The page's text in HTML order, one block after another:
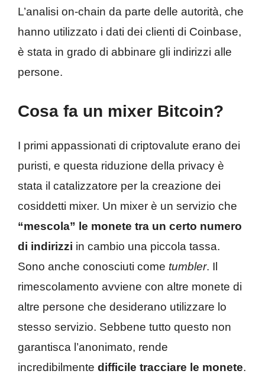
L’analisi on-chain da parte delle autorità, che
hanno utilizzato i dati dei clienti di Coinbase,
è stata in grado di abbinare gli indirizzi alle
persone.
Cosa fa un mixer Bitcoin?
I primi appassionati di criptovalute erano dei
puristi, e questa riduzione della privacy è
stata il catalizzatore per la creazione dei
cosiddetti mixer. Un mixer è un servizio che
“mescola” le monete tra un certo numero
di indirizzi in cambio una piccola tassa.
Sono anche conosciuti come tumbler. Il
rimescolamento avviene con altre monete di
altre persone che desiderano utilizzare lo
stesso servizio. Sebbene tutto questo non
garantisca l’anonimato, rende
incredibilmente difficile tracciare le monete.